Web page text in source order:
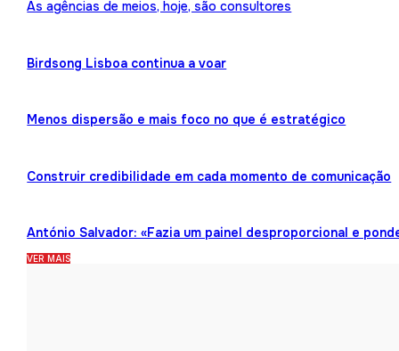
As agências de meios, hoje, são consultores
Birdsong Lisboa continua a voar
Menos dispersão e mais foco no que é estratégico
Construir credibilidade em cada momento de comunicação
António Salvador: «Fazia um painel desproporcional e
VER MAIS